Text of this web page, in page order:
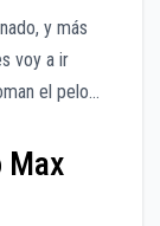
y más
voy a ir
el pelo…
Max